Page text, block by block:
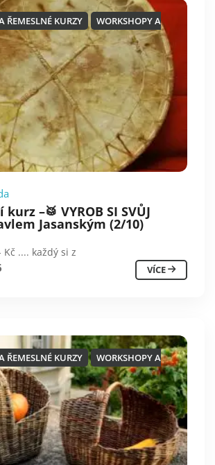
ŘEMESLNÉ KURZY
WORKSHOPY A
–🥁 VYROB SI SVŮJ
Jasanským (2/10)
Kč .... každý si z
VÍCE
ŘEMESLNÉ KURZY
WORKSHOPY A